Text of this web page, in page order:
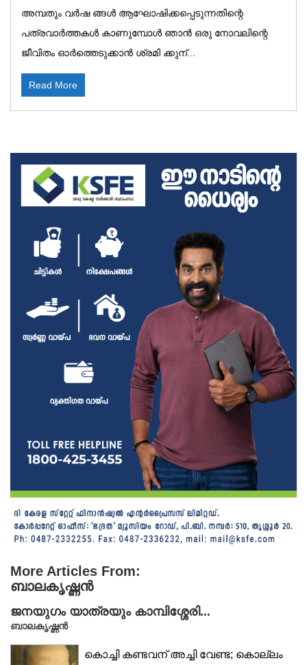
അമ്പതും വർഷ ങ്ങൾ ആഘോഷിക്കപ്പെടുന്നതിന്റെ
പത്രവാർത്തകൾ കാണുമ്പോൾ ഞാൻ ഒരു നോവലിന്റെ
ജീവിതം ഓർത്തെടുക്കാൻ ശ്രമി ക്കുന്...
Read More
More Articles From:
ബാലകൃഷ്ണൻ
ജനയുഗം യാത്രയും കാമ്പിശ്ശേരി...
ബാലകൃഷ്ണൻ
കൊച്ചി കണ്ടവന് അച്ചി വേണ്ട; കൊല്ലം